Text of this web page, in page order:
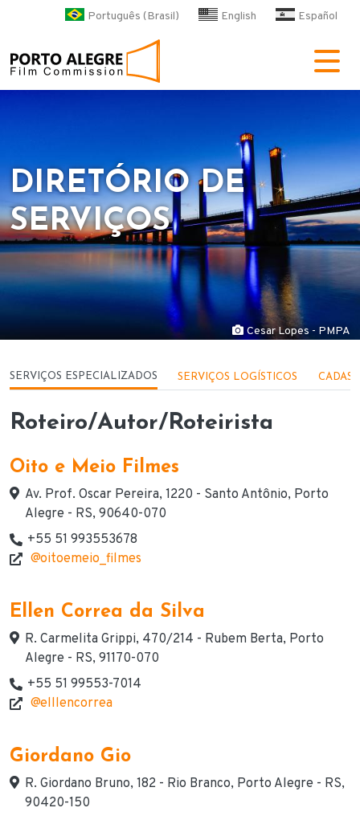
Pular para o conteúdo
Português (Brasil) English Español
POA Film Commission
DIRETÓRIO DE
SERVIÇOS
Cesar Lopes - PMPA
Menu - Serviços
SERVIÇOS ESPECIALIZADOS SERVIÇOS LOGÍSTICOS
Roteiro/Autor/Roteirista
Oito e Meio Filmes
Endereço
Av. Prof. Oscar Pereira, 1220 - Santo Antônio, Porto
Alegre - RS, 90640-070
Telefone(s) de contato
+55 51 993553678
Website
@oitoemeio_filmes
Ellen Correa da Silva
Endereço
R. Carmelita Grippi, 470/214 - Rubem Berta, Porto
Alegre - RS, 91170-070
Telefone(s) de contato
+55 51 99553-7014
Website
@elllencorrea
Giordano Gio
Endereço
R. Giordano Bruno, 182 - Rio Branco, Porto Alegre - RS,
90420-150